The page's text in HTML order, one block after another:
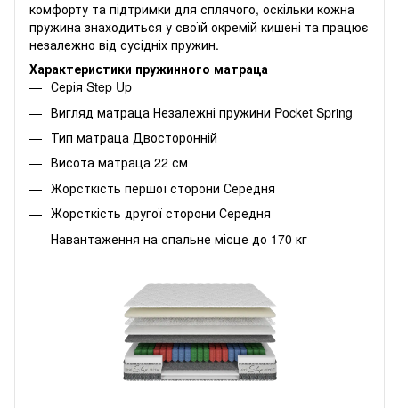
комфорту та підтримки для сплячого, оскільки кожна
пружина знаходиться у своїй окремій кишені та працює
незалежно від сусідніх пружин.
Характеристики пружинного матраца
Серія Step Up
Вигляд матраца Незалежні пружини Pocket Spring
Тип матраца Двосторонній
Висота матраца 22 см
Жорсткість першої сторони Середня
Жорсткість другої сторони Середня
Навантаження на спальне місце до 170 кг